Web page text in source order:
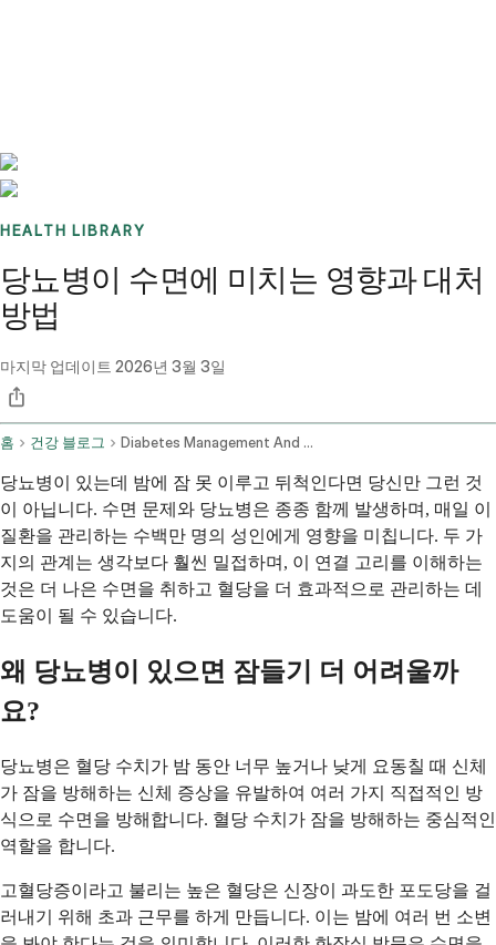
HEALTH LIBRARY
당뇨병이 수면에 미치는 영향과 대처
방법
마지막 업데이트 2026년 3월 3일
홈 건강 블로그 Diabetes Management And Sleep Issues In Adults
당뇨병이 있는데 밤에 잠 못 이루고 뒤척인다면 당신만 그런 것
이 아닙니다. 수면 문제와 당뇨병은 종종 함께 발생하며, 매일 이
질환을 관리하는 수백만 명의 성인에게 영향을 미칩니다. 두 가
지의 관계는 생각보다 훨씬 밀접하며, 이 연결 고리를 이해하는
것은 더 나은 수면을 취하고 혈당을 더 효과적으로 관리하는 데
도움이 될 수 있습니다.
왜 당뇨병이 있으면 잠들기 더 어려울까
요?
당뇨병은 혈당 수치가 밤 동안 너무 높거나 낮게 요동칠 때 신체
가 잠을 방해하는 신체 증상을 유발하여 여러 가지 직접적인 방
식으로 수면을 방해합니다. 혈당 수치가 잠을 방해하는 중심적인
역할을 합니다.
고혈당증이라고 불리는 높은 혈당은 신장이 과도한 포도당을 걸
러내기 위해 초과 근무를 하게 만듭니다. 이는 밤에 여러 번 소변